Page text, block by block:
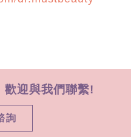
迎與我們聯繫!
詢